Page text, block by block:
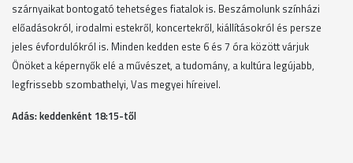
szárnyaikat bontogató tehetséges fiatalok is. Beszámolunk színházi
előadásokról, irodalmi estekről, koncertekről, kiállításokról és persze
jeles évfordulókról is. Minden kedden este 6 és 7 óra között várjuk
Önöket a képernyők elé a művészet, a tudomány, a kultúra legújabb,
legfrissebb szombathelyi, Vas megyei híreivel.
Adás: keddenként 18:15-től